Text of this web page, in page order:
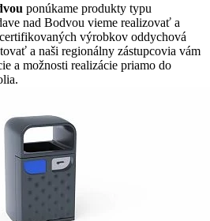
ponúkame produkty typu
nad Bodvou vieme realizovať a
výrobkov oddychová
a naši regionálny zástupcovia vám
a možnosti realizácie priamo do